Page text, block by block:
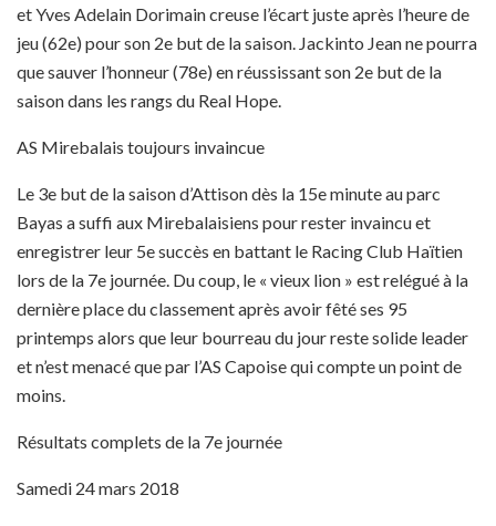
et Yves Adelain Dorimain creuse l’écart juste après l’heure de
jeu (62e) pour son 2e but de la saison. Jackinto Jean ne pourra
que sauver l’honneur (78e) en réussissant son 2e but de la
saison dans les rangs du Real Hope.
AS Mirebalais toujours invaincue
Le 3e but de la saison d’Attison dès la 15e minute au parc
Bayas a suffi aux Mirebalaisiens pour rester invaincu et
enregistrer leur 5e succès en battant le Racing Club Haïtien
lors de la 7e journée. Du coup, le « vieux lion » est relégué à la
dernière place du classement après avoir fêté ses 95
printemps alors que leur bourreau du jour reste solide leader
et n’est menacé que par l’AS Capoise qui compte un point de
moins.
Résultats complets de la 7e journée
Samedi 24 mars 2018